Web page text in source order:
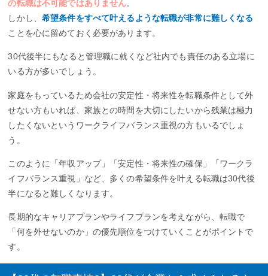
の転職は不可能ではありません。
しかし、希望条件をすべて叶えるような転職が非常に難しくなる
ことを心に留めておく必要があります。
30代後半にもなると管理職に就くなど社内でも責任のある立場に
いる方が多いでしょう。
家庭をもっているため会社の安定性・将来性を転職条件として外
せない方もいれば、家族との時間を大切にしたいから残業は極力
したくないというワークライフバランス重視の方もいるでしょ
う。
このように「年収アップ」「安定性・将来性の確保」「ワークラ
イフバランス重視」など、多くの希望条件を叶える転職は30代後
半になると難しくなります。
長期的なキャリアプランやライフプランを考えながら、転職で
「何を外せないのか」の優先順位をつけていくことがポイントで
す。